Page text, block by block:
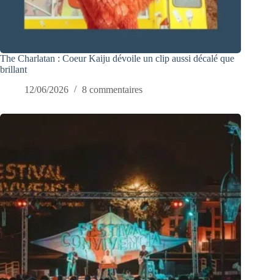
The Charlatan : Coeur Kaiju dévoile un clip aussi décalé que
brillant
12/06/2026
8 commentaires